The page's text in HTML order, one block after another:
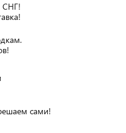
СНГ!
сами!